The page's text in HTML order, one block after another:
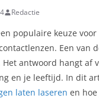
Redactie
populaire keuze
Een van
antwoord hangt af
en je leeftijd. In dit
laten laseren en